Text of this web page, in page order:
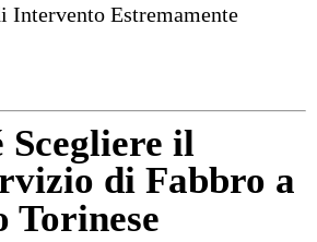
Intervento Estremamente
Scegliere il
di Fabbro a
Torinese